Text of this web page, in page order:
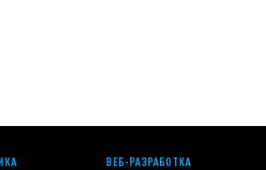
ВЕБ-РАЗРАБОТКА